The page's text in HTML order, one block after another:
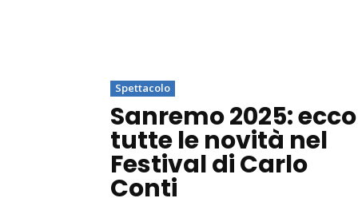
Spettacolo
Sanremo 2025: ecco
tutte le novità nel
Festival di Carlo
Conti